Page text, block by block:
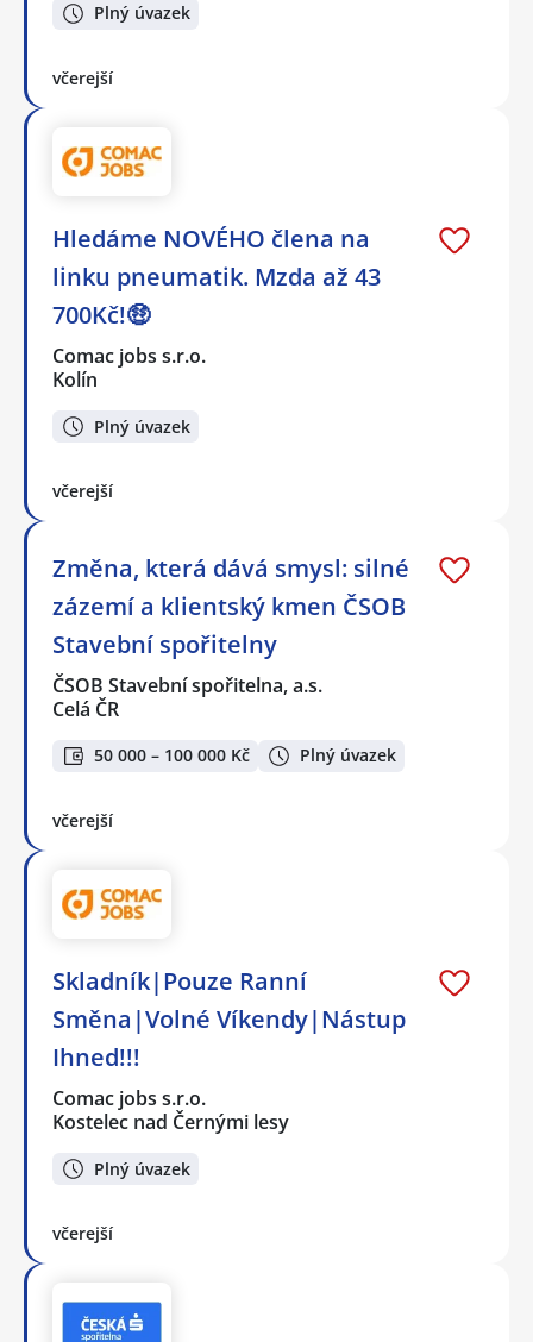
Plný úvazek
včerejší
Hledáme NOVÉHO člena na
linku pneumatik. Mzda až 43
700Kč!🤑
Comac jobs s.r.o.
Kolín
Plný úvazek
včerejší
Změna, která dává smysl: silné
zázemí a klientský kmen ČSOB
Stavební spořitelny
ČSOB Stavební spořitelna, a.s.
Celá ČR
50 000 – 100 000 Kč Plný úvazek
včerejší
Skladník|Pouze Ranní
Směna|Volné Víkendy|Nástup
Ihned!!!
Comac jobs s.r.o.
Kostelec nad Černými lesy
Plný úvazek
včerejší